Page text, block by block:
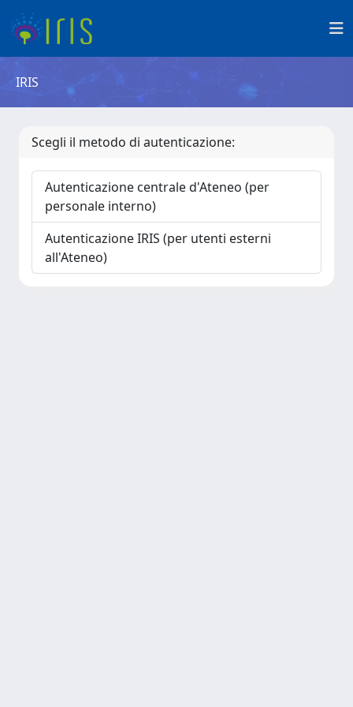
IRIS
Scegli il metodo di autenticazione:
Autenticazione centrale d'Ateneo (per
personale interno)
Autenticazione IRIS (per utenti esterni
all'Ateneo)